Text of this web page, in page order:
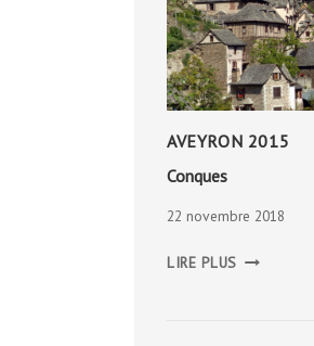
AVEYRON 2015
Conques
22 novembre 2018
LIRE PLUS